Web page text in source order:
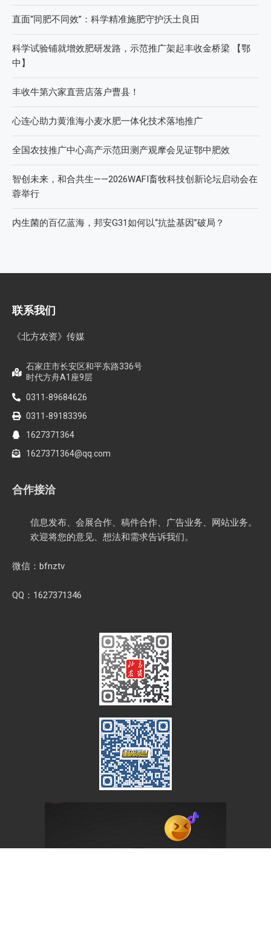
直面“同肥不同效”：科学精准施肥守护沃土良田
科学试验铺就增效肥研发路，示范推广架起丰收金桥梁 【鄂
中】
丰收牛第六家直营店落户曹县！
心连心助力黄淮海小麦水肥一体化技术落地推广
全国农技推广中心高产示范田测产观摩会见证鄂中肥效
智创未来，和合共生——2026WAFI畜牧科技创新论坛启动会在
蓉举行
内生菌的百亿蓝海，邦安G31如何以“抗盐基因”破局？
联系我们
《北方农资》传媒
石家庄市长安区和平东路336号
时代方舟A1座9层
0311-89684626
0311-89183396
1627371364
1627371364@qq.com
合作接洽
信息发布、会展合作、稿件合作、广告业务、网站业务。
欢迎将您的意见、想法和需求告诉我们。
微信：bfnztv
QQ：1627371346